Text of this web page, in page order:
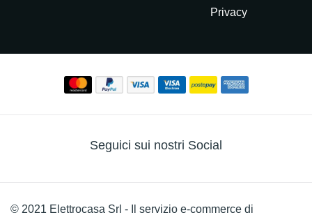
Privacy
Seguici sui nostri Social
© 2021 Elettrocasa Srl - Il servizio e-commerce di